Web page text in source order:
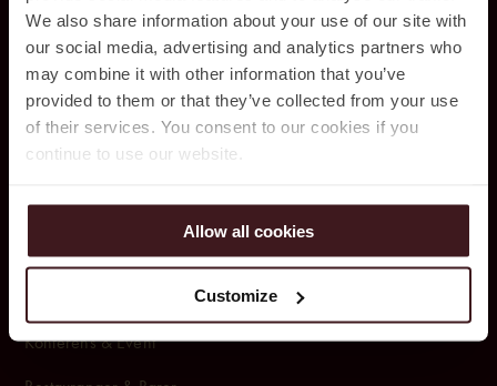
We also share information about your use of our site with
our social media, advertising and analytics partners who
may combine it with other information that you’ve
provided to them or that they’ve collected from your use
of their services. You consent to our cookies if you
continue to use our website.
Allow all cookies
Customize
Jacy’z Hotel & Resort
Drakegatan 10,
412 50 Göteborg,
031 – 350 44 10
Konferens & Event